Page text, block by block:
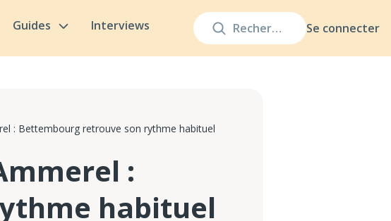
Se connecter
Guides Interviews
: Bettembourg retrouve son rythme habituel
:
habituel